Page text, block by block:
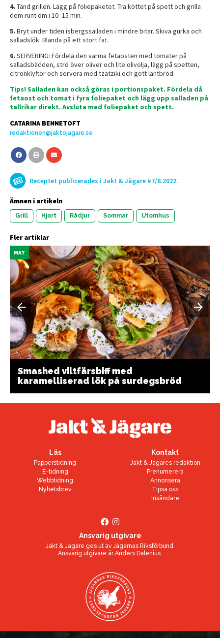
4. Tänd grillen. Lägg på foliepaketet. Trä köttet på spett och grilla
dem runt om i 10–15 min.
5. Bryt under tiden isbergssalladen i mindre bitar. Skiva gurka och
salladslök. Blanda på ett stort fat.
6. SERVERING: Fördela den varma fetaosten med tomater på
salladsbädden, strö över oliver och lite olivolja, lägg på spetten,
citronklyftor och servera med tzatziki och gott lantbröd.
Tips!Salladen kan också göras i portionspaket. Fördela då
fetaost och tomat i fyra foliepaket och lägg upp salladen på
tallrikar direkt. Avsluta med foliepaket och spett.
CATARINA BENNETOFT
redaktionen@jaktojagare.se
Receptet publicerades i Jakt & Jägare #7/8.2022.
Ämnen i artikeln
Grill Hjort Rådjur Sommar Utomhus
Fler artiklar
MAT
Smashed viltfärsbiff med
karamelliserad lök på surdegsbröd
Läs
Papperstidning
E-tidning
Webbtidning
Nyhetsbrev
Kontakt
Jakt & Jägares redaktion
Prenumerera
Annonsera
Tipsa oss
Insändare
Ansvarig utgivare
Jakt & Jägare ges ut av Jägarnas Riksförbund.
Ansvarig utgivare ärAnders Dalenius.